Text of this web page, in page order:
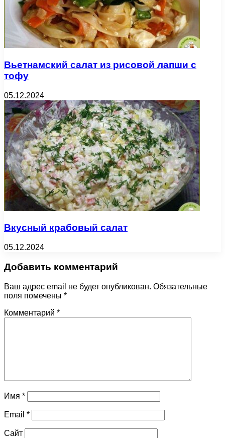
Вьетнамский салат из рисовой лапши с
тофу
05.12.2024
Вкусный крабовый салат
05.12.2024
Добавить комментарий
Ваш адрес email не будет опубликован. Обязательные
поля помечены *
Комментарий *
Имя *
Email *
Сайт